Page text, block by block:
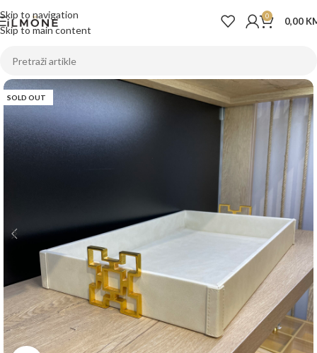
Skip to navigation
Skip to main content
0 0,00
SOLD OUT